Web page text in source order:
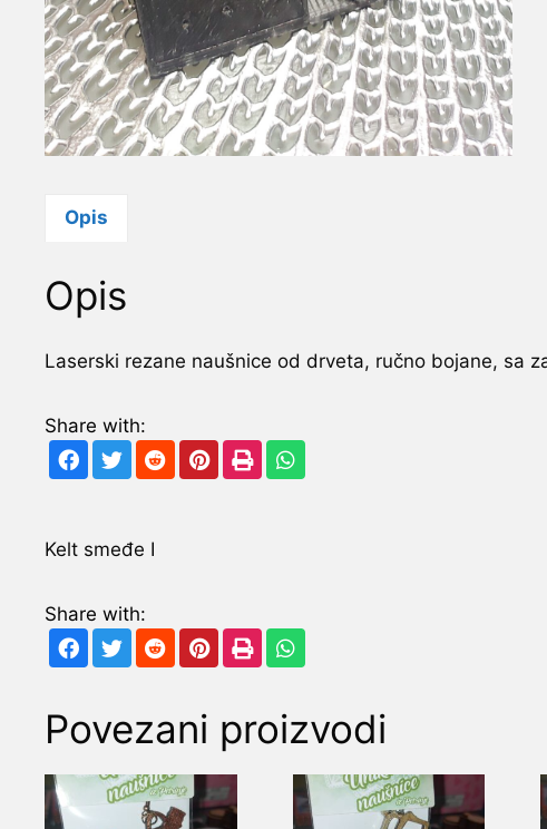
Opis
Opis
Laserski rezane naušnice od drveta, ručno bojane, sa
Share with:
Kelt smeđe I
Share with:
Povezani proizvodi